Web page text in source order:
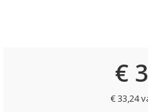
€
€ 33,24